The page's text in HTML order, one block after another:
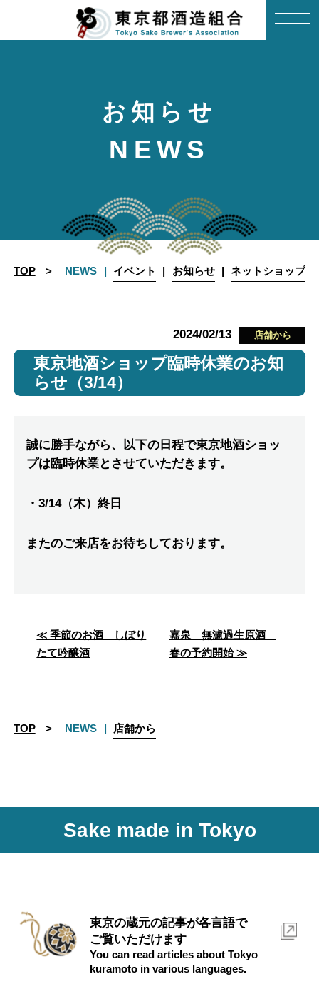
お知らせ
NEWS
TOP NEWS イベント お知らせ ネットショップ
東京地酒ショップ臨時休業のお知
らせ（3/14）
2024/02/13 店舗から
誠に勝手ながら、以下の日程で東京地酒ショッ
プは臨時休業とさせていただきます。
・3/14（木）終日
またのご来店をお待ちしております。
ビ
ン
≪ 季節のお酒 しぼり
たて吟醸酒
嘉泉 無濾過生原酒
春の予約開始 ≫
TOP NEWS 店舗から
Sake made in Tokyo
東京の蔵元の記事が各言語で
ご覧いただけます
You can read articles about Tokyo
kuramoto in various languages.